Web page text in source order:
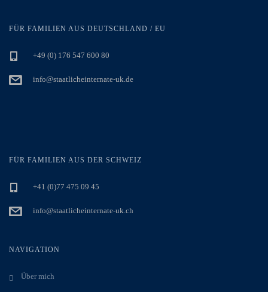
FÜR FAMILIEN AUS DEUTSCHLAND / EU
+49 (0) 176 547 600 80
info@staatlicheinternate-uk.de
FÜR FAMILIEN AUS DER SCHWEIZ
+41 (0)77 475 09 45
info@staatlicheinternate-uk.ch
NAVIGATION
Über mich